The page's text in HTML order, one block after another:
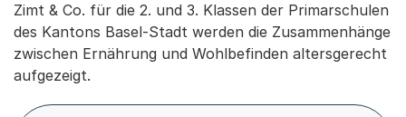
Zimt & Co. für die 2. und 3. Klassen der Primarschulen
des Kantons Basel-Stadt werden die Zusammenhänge
zwischen Ernährung und Wohlbefinden altersgerecht
aufgezeigt.